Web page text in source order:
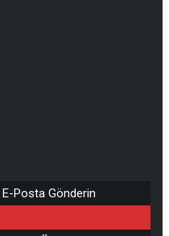
E-Posta Gönderin